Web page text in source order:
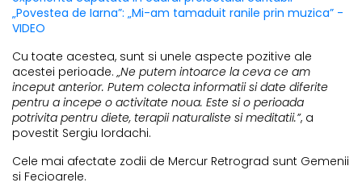
„Povestea de Iarna”: „Mi-am tamaduit ranile prin muzica” -
VIDEO
Cu toate acestea, sunt si unele aspecte pozitive ale
acestei perioade. „Ne putem intoarce la ceva ce am
inceput anterior. Putem colecta informatii si date diferite
pentru a incepe o activitate noua. Este si o perioada
potrivita pentru diete, terapii naturaliste si meditatii.”, a
povestit Sergiu Iordachi.
Cele mai afectate zodii de Mercur Retrograd sunt Gemenii
si Fecioarele.